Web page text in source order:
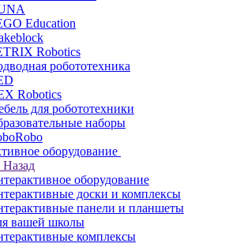
Education
Robotics
робототехника
Robotics
для робототехники
наборы
оборудование
Назад
оборудование
доски и комплексы
панели и планшеты
вашей школы
комплексы